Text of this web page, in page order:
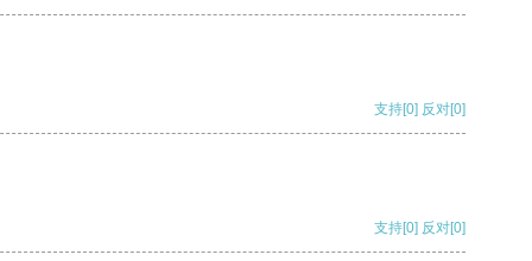
支持[0] 反对[0]
支持[0] 反对[0]